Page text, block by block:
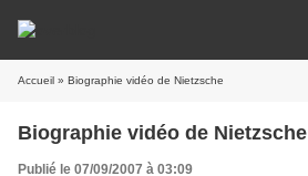
Accueil » Biographie vidéo de Nietzsche
Biographie vidéo de Nietzsche
Publié le 07/09/2007 à 03:09